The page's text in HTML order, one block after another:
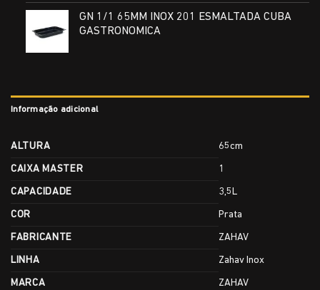
GN 1/1 65MM INOX 201 ESMALTADA CUBA
GASTRONOMICA
Informação adicional
ALTURA 65cm
CAIXA MASTER 1
CAPACIDADE 3,5L
COR Prata
FABRICANTE ZAHAV
LINHA Zahav Inox
MARCA ZAHAV